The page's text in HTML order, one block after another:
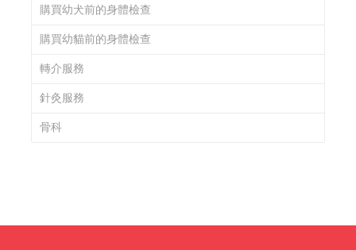
購買幼犬前的身體檢查
購買幼貓前的身體檢查
轉介服務
針灸服務
骨科